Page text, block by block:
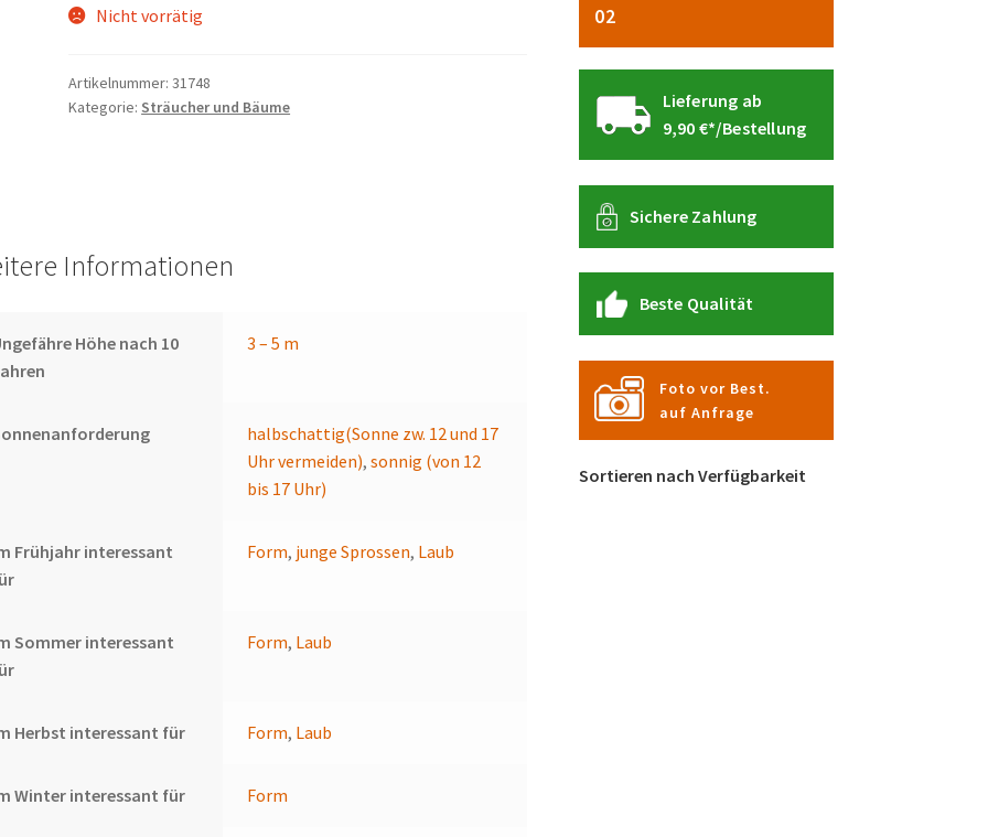
Nicht vorrätig
Artikelnummer:31748
Kategorie: Sträucher und Bäume
Informationen
Höhe nach 10
3 – 5 m
halbschattig(Sonne zw. 12 und 17
Uhr vermeiden),sonnig (von 12
bis 17 Uhr)
Frühjahr interessant
Form, junge Sprossen, Laub
Sommer interessant
Form, Laub
Herbst interessant für Form, Laub
Winter interessant für Form
02
Lieferung ab
9,90 €*/Bestellung
Sichere Zahlung
Beste Qualität
Foto vor Best.
auf Anfrage
Sortieren nach Verfügbarkeit